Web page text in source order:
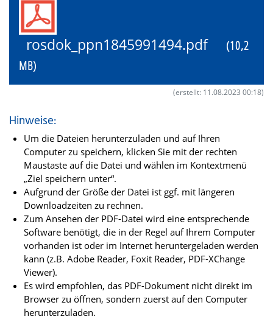
rosdok_ppn1845991494.pdf
(10,2
MB)
(erstellt: 11.08.2023 00:18)
Hinweise:
Um die Dateien herunterzuladen und auf Ihren
Computer zu speichern, klicken Sie mit der rechten
Maustaste auf die Datei und wählen im Kontextmenü
„Ziel speichern unter“.
Aufgrund der Größe der Datei ist ggf. mit längeren
Downloadzeiten zu rechnen.
Zum Ansehen der PDF-Datei wird eine entsprechende
Software benötigt, die in der Regel auf Ihrem Computer
vorhanden ist oder im Internet heruntergeladen werden
kann (z.B. Adobe Reader, Foxit Reader, PDF-XChange
Viewer).
Es wird empfohlen, das PDF-Dokument nicht direkt im
Browser zu öffnen, sondern zuerst auf den Computer
herunterzuladen.